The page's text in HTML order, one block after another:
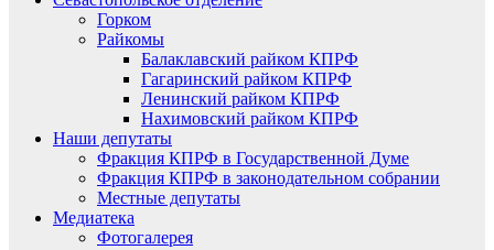
Горком
Райкомы
Балаклавский райком КПРФ
Гагаринский райком КПРФ
Ленинский райком КПРФ
Нахимовский райком КПРФ
Наши депутаты
Фракция КПРФ в Государственной Думе
Фракция КПРФ в законодательном собрании
Местные депутаты
Медиатека
Фотогалерея